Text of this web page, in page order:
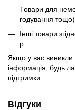
Товари для
годування тощо)
Інші товари
р.
Якщо у вас виникли
інформація, будь
підтримки.
Відгуки